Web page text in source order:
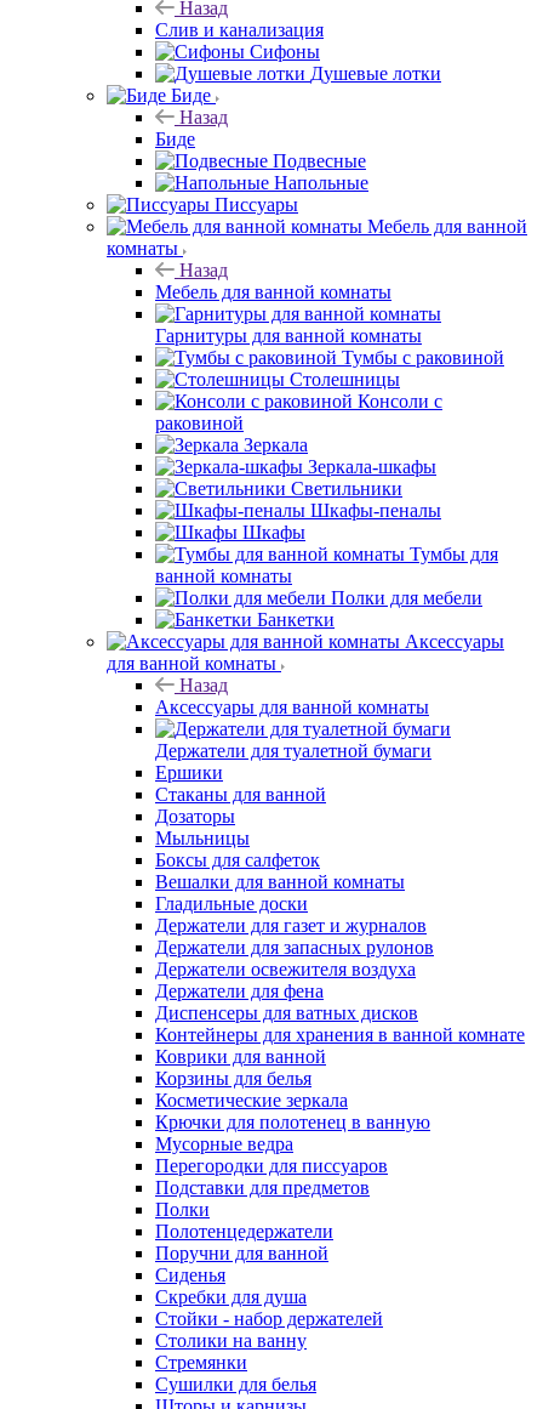
Назад
Слив и канализация
Сифоны
Душевые лотки
Биде
Назад
Биде
Подвесные
Напольные
Писсуары
Мебель для ванной
комнаты
Назад
Мебель для ванной комнаты
Гарнитуры для ванной комнаты
Тумбы с раковиной
Столешницы
Консоли с
раковиной
Зеркала
Зеркала-шкафы
Светильники
Шкафы-пеналы
Шкафы
Тумбы для
ванной комнаты
Полки для мебели
Банкетки
Аксессуары
для ванной комнаты
Назад
Аксессуары для ванной комнаты
Держатели для туалетной бумаги
Ершики
Стаканы для ванной
Дозаторы
Мыльницы
Боксы для салфеток
Вешалки для ванной комнаты
Гладильные доски
Держатели для газет и журналов
Держатели для запасных рулонов
Держатели освежителя воздуха
Держатели для фена
Диспенсеры для ватных дисков
Контейнеры для хранения в ванной комнате
Коврики для ванной
Корзины для белья
Косметические зеркала
Крючки для полотенец в ванную
Мусорные ведра
Перегородки для писсуаров
Подставки для предметов
Полки
Полотенцедержатели
Поручни для ванной
Сиденья
Скребки для душа
Стойки - набор держателей
Столики на ванну
Стремянки
Сушилки для белья